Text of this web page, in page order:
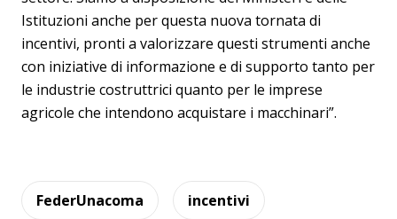
Istituzioni anche per questa nuova tornata di
incentivi, pronti a valorizzare questi strumenti anche
con iniziative di informazione e di supporto tanto per
le industrie costruttrici quanto per le imprese
agricole che intendono acquistare i macchinari”.
FederUnacoma incentivi